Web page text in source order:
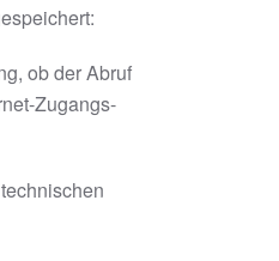
ob der Abruf
Zugangs-